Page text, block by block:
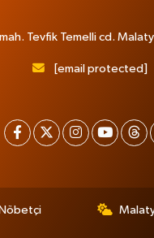
Tevfik Temelli cd.
[email protected]